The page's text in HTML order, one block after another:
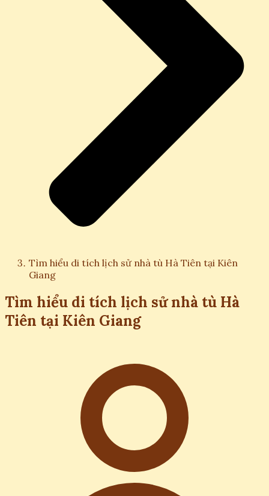
Tìm hiểu di tích lịch sử nhà tù Hà Tiên tại Kiên
Giang
Tìm hiểu di tích lịch sử nhà tù Hà
Tiên tại Kiên Giang